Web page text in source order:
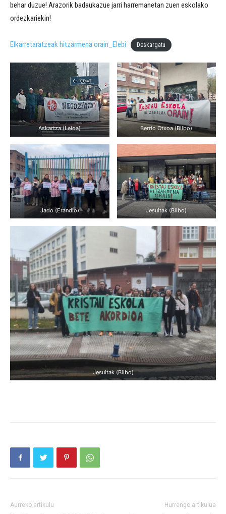
behar duzue! Arazorik badaukazue jarri harremanetan zuen eskolako
ordezkariekin!
Elkarretaratzeak hitzarmena orain_Elebi Deskargatu
Askartza (Leioa) Berrio Otxoa (Bilbo)
Jado (Erandio) Jesuitak (Bilbo)
Jesuitak (Bilbo)
Aurreko artikulu Hurrengo artikulua